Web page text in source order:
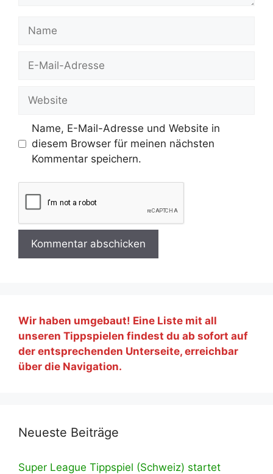
Mail-
Name, E-Mail-Adresse und Website in
diesem Browser für meinen nächsten
Kommentar speichern.
Wir haben umgebaut! Eine Liste mit all
unseren Tippspielen findest du ab sofort auf
der entsprechenden Unterseite, erreichbar
über die Navigation.
Neueste Beiträge
Super League Tippspiel (Schweiz) startet